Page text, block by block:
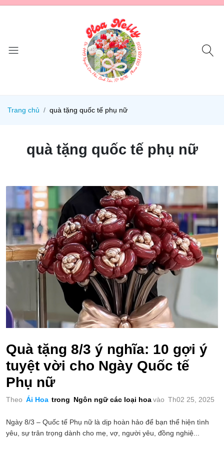
Trang chủ quà tặng quốc tế phụ nữ
quà tặng quốc tế phụ nữ
Quà tặng 8/3 ý nghĩa: 10 gợi ý
tuyệt vời cho Ngày Quốc tế
Phụ nữ
Theo Ái Hoa trong Ngôn ngữ các loại hoavào Th02 25, 2025
Ngày 8/3 – Quốc tế Phụ nữ là dịp hoàn hảo để bạn thể hiện tình
yêu, sự trân trọng dành cho mẹ, vợ, người yêu, đồng nghiệ...